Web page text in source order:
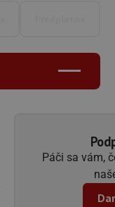
Páči sa vám,